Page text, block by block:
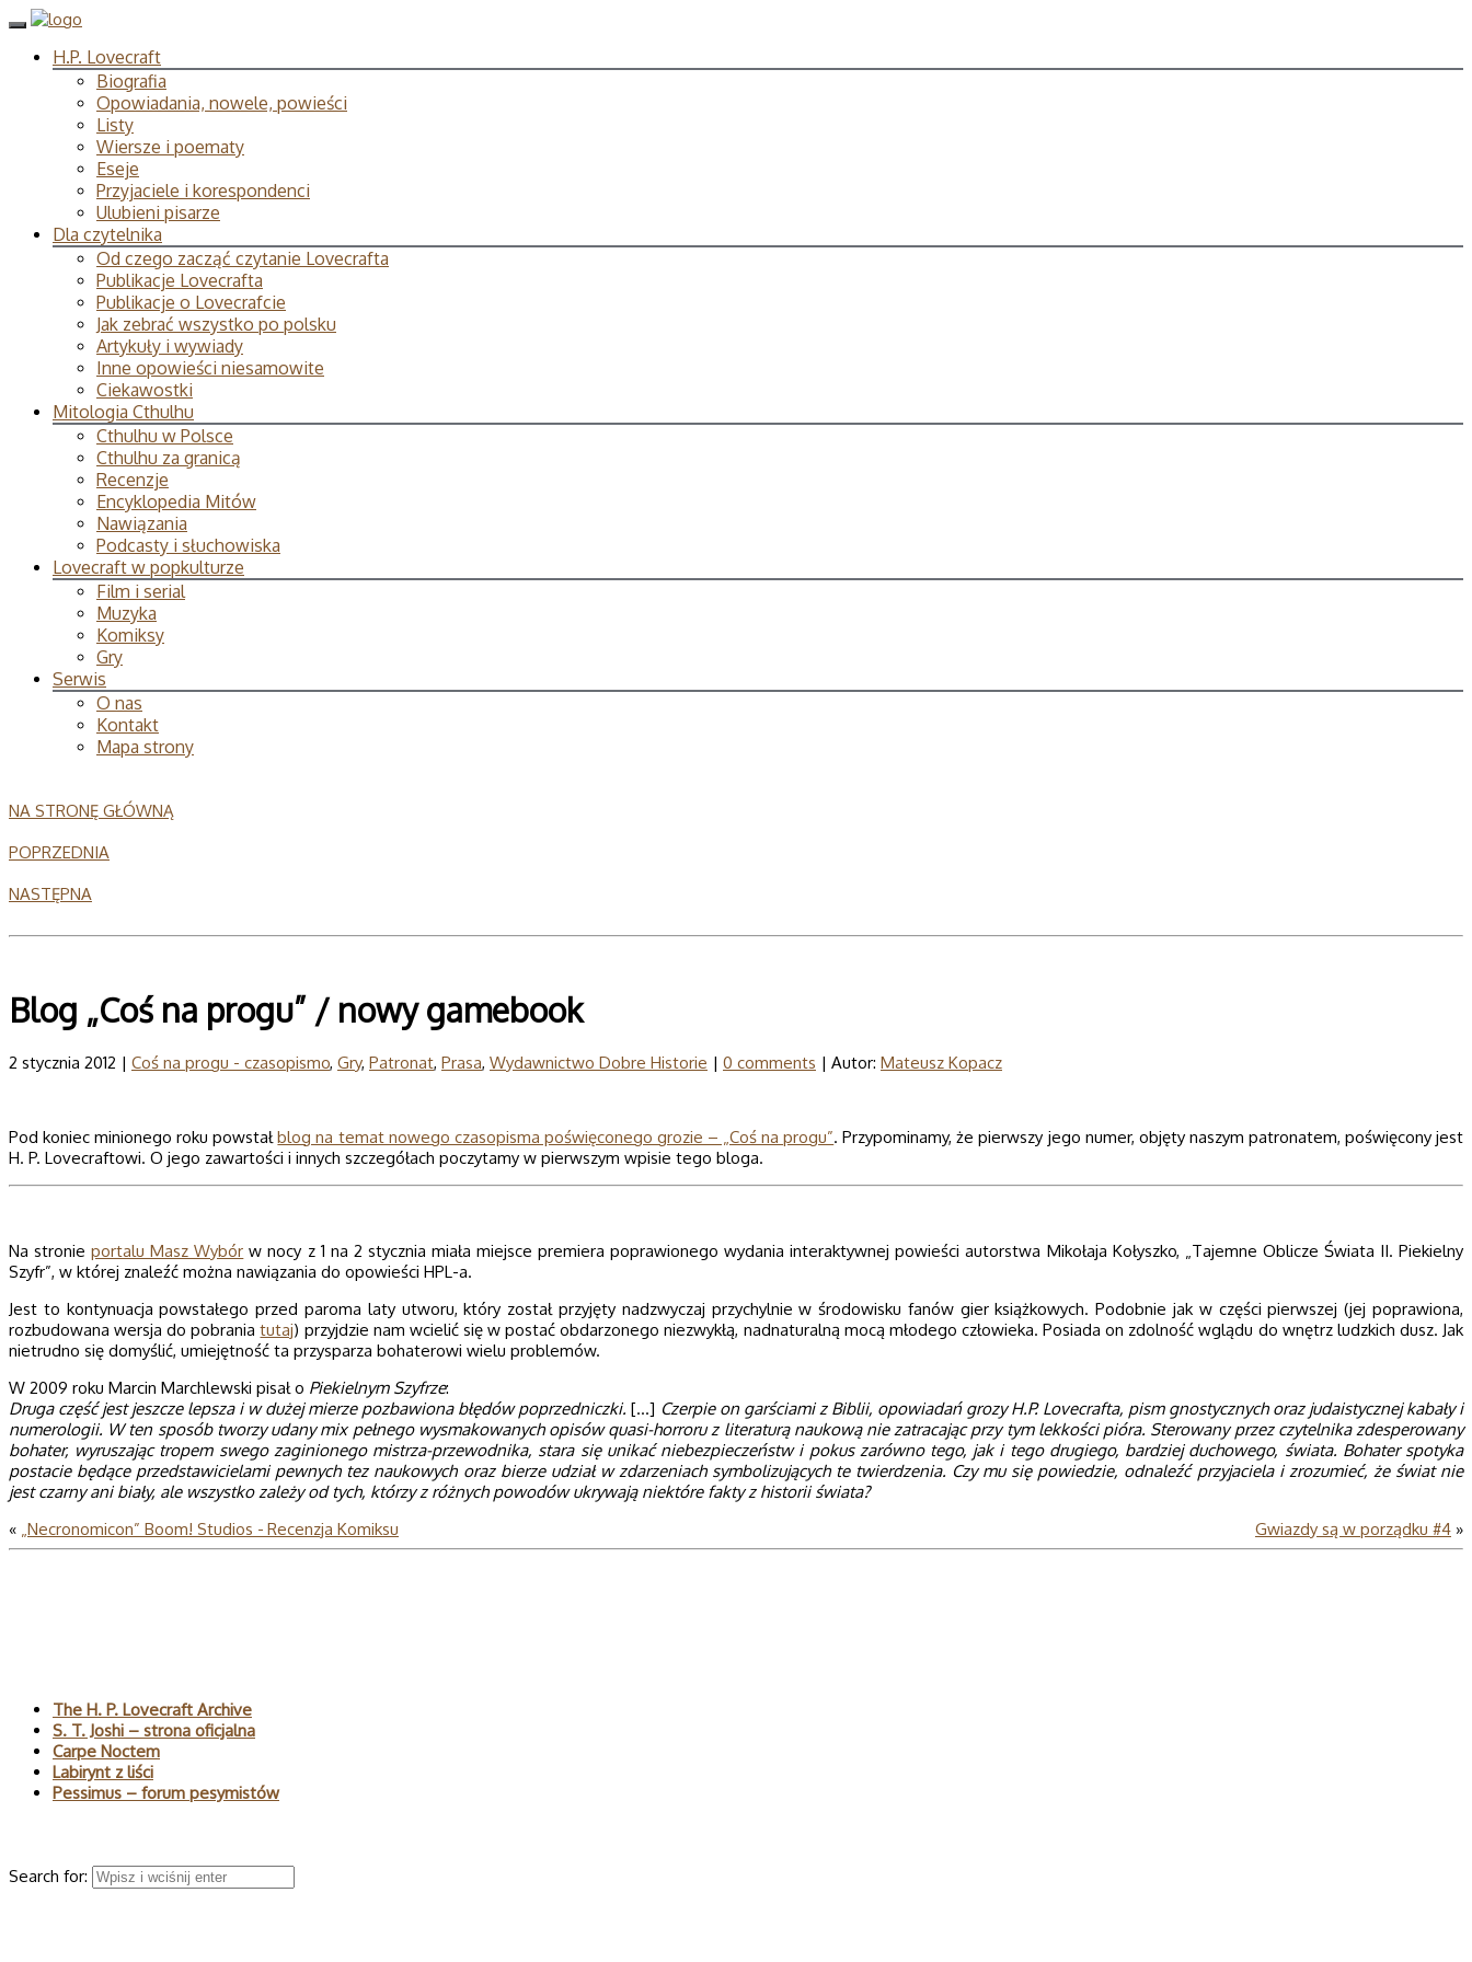
H.P. Lovecraft
Biografia
Opowiadania, nowele, powieści
Listy
Wiersze i poematy
Eseje
Przyjaciele i korespondenci
Ulubieni pisarze
Dla czytelnika
Od czego zacząć czytanie Lovecrafta
Publikacje Lovecrafta
Publikacje o Lovecrafcie
Jak zebrać wszystko po polsku
Artykuły i wywiady
Inne opowieści niesamowite
Ciekawostki
Mitologia Cthulhu
Cthulhu w Polsce
Cthulhu za granicą
Recenzje
Encyklopedia Mitów
Nawiązania
Podcasty i słuchowiska
Lovecraft w popkulturze
Film i serial
Muzyka
Komiksy
Gry
Serwis
O nas
Kontakt
Mapa strony
NA STRONĘ GŁÓWNĄ
POPRZEDNIA
NASTĘPNA
Blog „Coś na progu” / nowy gamebook
2 stycznia 2012 | Coś na progu - czasopismo, Gry, Patronat, Prasa, Wydawnictwo Dobre Historie | 0 comments | Autor: Mateusz Kopacz
Pod koniec minionego roku powstałblog na temat nowego czasopisma poświęconego grozie – „Coś na progu”. Przypominamy, że pierwszy jego numer, objęty naszym patronatem, poświęcony jest
H. P. Lovecraftowi. O jego zawartości i innych szczegółach poczytamy w pierwszym wpisie tego bloga.
Na stronieportalu Masz Wybór w nocy z 1 na 2 stycznia miała miejsce premiera poprawionego wydania interaktywnej powieści autorstwa Mikołaja Kołyszko, „Tajemne Oblicze Świata II. Piekielny
Szyfr”, w której znaleźć można nawiązania do opowieści HPL-a.
Jest to kontynuacja powstałego przed paroma laty utworu, który został przyjęty nadzwyczaj przychylnie w środowisku fanów gier książkowych. Podobnie jak w części pierwszej (jej poprawiona,
rozbudowana wersja do pobraniatutaj) przyjdzie nam wcielić się w postać obdarzonego niezwykłą, nadnaturalną mocą młodego człowieka. Posiada on zdolność wglądu do wnętrz ludzkich dusz. Jak
nietrudno się domyślić, umiejętność ta przysparza bohaterowi wielu problemów.
W 2009 roku Marcin Marchlewski pisał o Piekielnym Szyfrze:
Druga część jest jeszcze lepsza i w dużej mierze pozbawiona błędów poprzedniczki. […] Czerpie on garściami z Biblii, opowiadań grozy H.P. Lovecrafta, pism gnostycznych oraz judaistycznej kabały i
numerologii. W ten sposób tworzy udany mix pełnego wysmakowanych opisów quasi-horroru z literaturą naukową nie zatracając przy tym lekkości pióra. Sterowany przez czytelnika zdesperowany
bohater, wyruszając tropem swego zaginionego mistrza-przewodnika, stara się unikać niebezpieczeństw i pokus zarówno tego, jak i tego drugiego, bardziej duchowego, świata. Bohater spotyka
postacie będące przedstawicielami pewnych tez naukowych oraz bierze udział w zdarzeniach symbolizujących te twierdzenia. Czy mu się powiedzie, odnaleźć przyjaciela i zrozumieć, że świat nie
jest czarny ani biały, ale wszystko zależy od tych, którzy z różnych powodów ukrywają niektóre fakty z historii świata?
« „Necronomicon” Boom! Studios - Recenzja Komiksu Gwiazdy są w porządku #4 »
The H. P. Lovecraft Archive
S. T. Joshi – strona oficjalna
Carpe Noctem
Labirynt z liści
Pessimus – forum pesymistów
Search for: